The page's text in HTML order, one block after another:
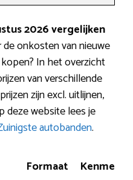
2026 vergelijken
onkosten van nieuwe
In het overzicht
van verschillende
zijn excl. uitlijnen,
deze website lees je
autobanden.
Formaat Kenmerk